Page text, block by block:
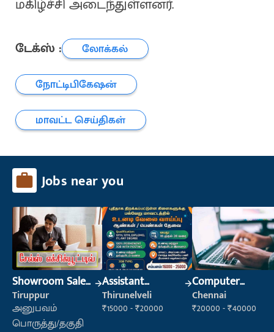
மகிழ்ச்சி அடைந்துள்ளனர்.
டேக்ஸ் :
லோக்கல்
நோட்டிபிகேஷன்
மாவட்ட செய்திகள்
Jobs near you
Showroom Sales
Executive (Retail
Sales)
Tiruppur
அனுபவம்
பொருத்து/தகுதி
Assistant
Manager
Thirunelveli
₹15000 - ₹20000
Computer
Operator
Chennai
₹20000 - ₹40000